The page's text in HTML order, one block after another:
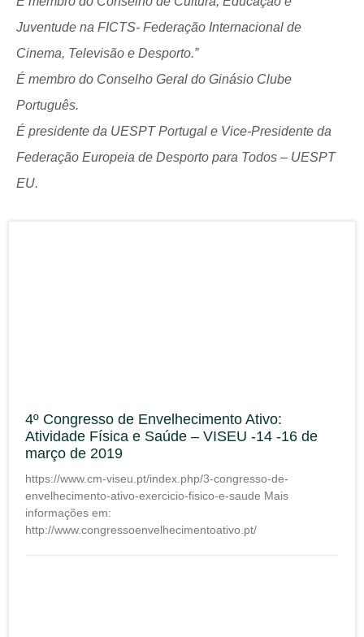
Juventude na FICTS- Federação Internacional de
Cinema, Televisão e Desporto.”
É membro do Conselho Geral do Ginásio Clube
Português.
É presidente da UESPT Portugal e Vice-Presidente da
Federação Europeia de Desporto para Todos – UESPT
EU.
4º Congresso de Envelhecimento Ativo:
Atividade Física e Saúde – VISEU -14 -16 de
março de 2019
https://www.cm-viseu.pt/index.php/3-congresso-de-
envelhecimento-ativo-exercicio-fisico-e-saude Mais
informações em:
http://www.congressoenvelhecimentoativo.pt/